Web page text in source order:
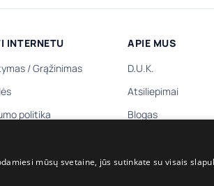
INTERNETU
/Grąžinimas
politika
prenumerata
APIE MUS
D.U.K.
Atsiliepimai
Blogas
mūsų svetaine, jūs sutinkate su visais